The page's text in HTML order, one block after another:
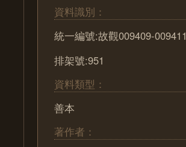
資料識別：
統一編號:故觀009409-009411
排架號:951
資料類型：
善本
著作者：